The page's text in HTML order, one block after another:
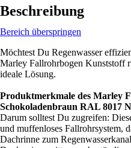
Beschreibung
Bereich überspringen
Möchtest Du Regenwasser
Marley Fallrohrbogen Kunststoff
ideale Lösung.
Produktmerkmale des Marley
Schokoladenbraun RAL 8017
Darum solltest Du zugreifen:
und muffenloses Fallrohrsystem,
Dachrinne zum